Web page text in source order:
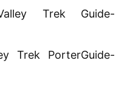
Trek Guide-
Trek PorterGuide-